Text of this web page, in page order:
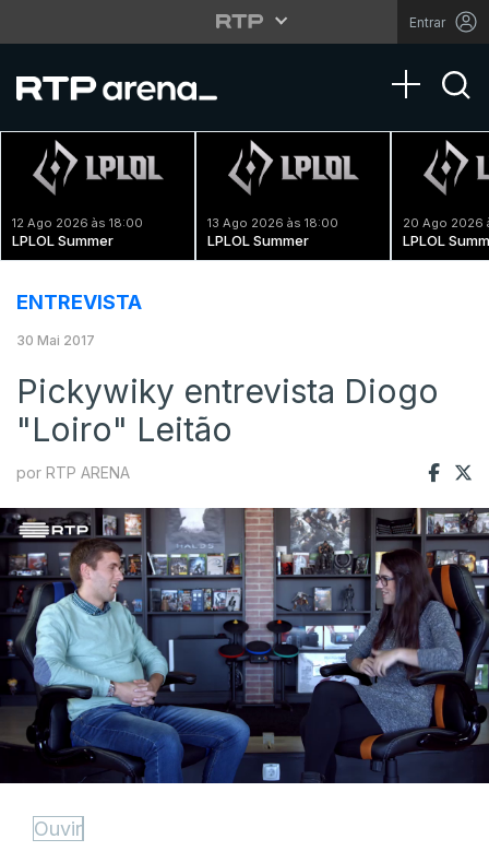
Entrar
Toggle
12 Ago 2026 às 18:00
LPLOL Summer
13 Ago 2026 às 18:00
LPLOL Summer
20 Ago 2026
LPLOL
ENTREVISTA
30 Mai 2017
Pickywiky entrevista Diogo
"Loiro" Leitão
por RTP ARENA
Ouvir